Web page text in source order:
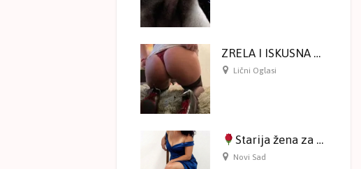
ZRELA I ISKUSNA Samo ONLINE druženje na kameri
Lični Oglasi
Starija žena za druženje na kameri
Novi Sad